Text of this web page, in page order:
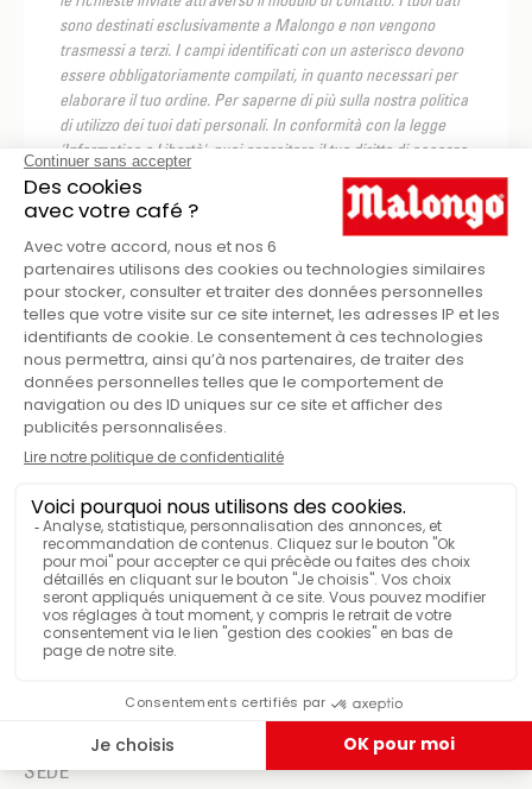
sono destinati esclusivamente a Malongo e non vengono
trasmessi a terzi. I campi identificati con un asterisco devono
essere obbligatoriamente compilati, in quanto necessari per
elaborare il tuo ordine. Per saperne di più sulla nostra politica
di utilizzo dei tuoi dati personali. In conformità con la legge
'Informatica e Libertà', puoi esercitare il tuo diritto di accesso
ai dati che ti riguardano e rettificarli o cancellarli, oppure
opporti al trattamento dei tuoi dati per motivi legittimi,
contattandoci all'indirizzo
boutique@malongo.com. Puoi
anche definire direttive relative alla conservazione,
cancellazione e comunicazione dei tuoi dati personali dopo la
tua morte. In conformità con ilRegolamento Europeo sulla
Protezione dei Dati Personali, dal 25 maggio 2018 hai il diritto
alla limitazione del trattamento dei tuoi dati, nonché il diritto
alla portabilità dei tuoi dati se sono soddisfatte le condizioni.
Puoi anche presentare un reclamo relativo al trattamento dei
tuoi dati presso la CNIL.
PER TELEFONO
SERVIZIO CLIENTI
09 69 32 20 36
Dal lunedì al venerdì dalle 9:00 alle 12:30 e dalle
SEDE